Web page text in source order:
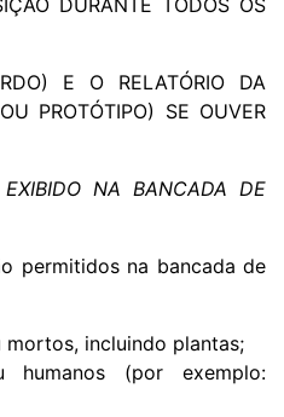
DURANTE TODOS OS
E O RELATÓRIO DA
PROTÓTIPO) SE OUVER
NA BANCADA DE
permitidos na bancada de
mortos, incluindo plantas;
humanos (por exemplo: